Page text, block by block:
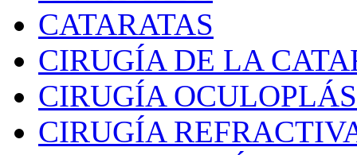
CATARATAS
CIRUGÍA DE LA
CIRUGÍA
CIRUGÍA